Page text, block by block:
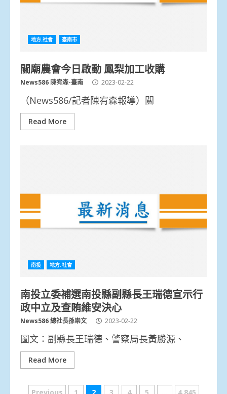
地方.社會 臺南市
關廟農會今日啟動 鳳梨加工收購
News586 陳宥森-臺南 2023-02-22
（News586/記者陳宥森報導）關
Read More
南投 地方.社會
南投立委補選南投縣副縣長王瑞德宣示行
政中立及查賄維安決心
News586 總社長孫崇文 2023-02-22
圖文：副縣長王瑞德、警察局長黃勝源、
Read More